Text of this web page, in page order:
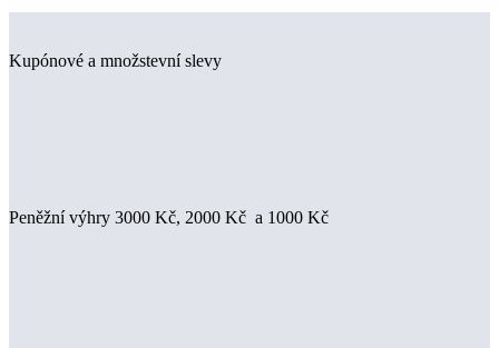
Kupónové a množstevní slevy
Peněžní výhry 3000 Kč, 2000 Kč a 1000 Kč